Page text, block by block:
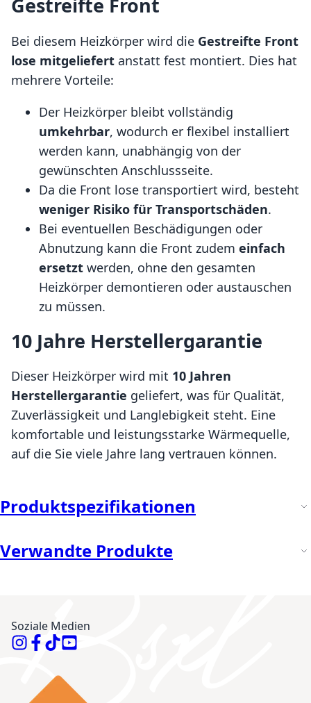
Gestreifte Front
Bei diesem Heizkörper wird die Gestreifte Front
lose mitgeliefert anstatt fest montiert. Dies hat
mehrere Vorteile:
Der Heizkörper bleibt vollständig
umkehrbar, wodurch er flexibel installiert
werden kann, unabhängig von der
gewünschten Anschlussseite.
Da die Front lose transportiert wird, besteht
weniger Risiko für Transportschäden.
Bei eventuellen Beschädigungen oder
Abnutzung kann die Front zudem einfach
ersetzt werden, ohne den gesamten
Heizkörper demontieren oder austauschen
zu müssen.
10 Jahre Herstellergarantie
Dieser Heizkörper wird mit 10 Jahren
Herstellergarantie geliefert, was für Qualität,
Zuverlässigkeit und Langlebigkeit steht. Eine
komfortable und leistungsstarke Wärmequelle,
auf die Sie viele Jahre lang vertrauen können.
Produktspezifikationen
Verwandte Produkte
Soziale Medien